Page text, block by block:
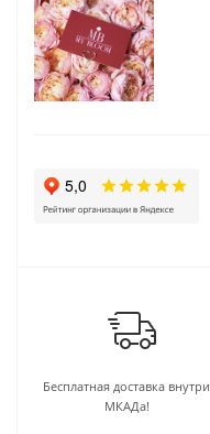
Бесплатная доставка внутри
МКАДа!